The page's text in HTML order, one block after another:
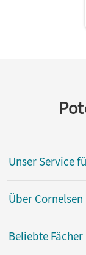
Unser Service
Über Cornelsen
Beliebte Fächer